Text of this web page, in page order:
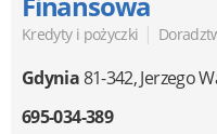
Kredyty i pożyczki |
Gdynia81-342,Jerzego
695-034-389